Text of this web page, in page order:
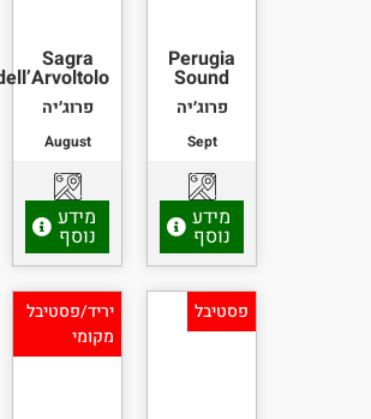
Perugia
Sound
פרוג׳יה
Sept
מידע
נוסף
Sagra
dell’Arvoltolo
פרוג׳יה
August
מידע
נוסף
פסטיבל
יריד/פסטיבל
מקומי